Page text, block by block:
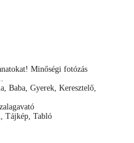
Minőségi fotózás
Baba, Gyerek, Keresztelő,
Tájkép, Tabló